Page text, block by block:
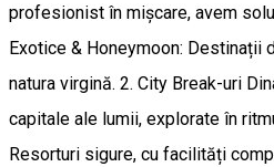
profesionist în mișcare, avem
Exotice & Honeymoon: Destinații
natura virgină. 2. City Break-uri
capitale ale lumii, explorate în
Resorturi sigure, cu facilități